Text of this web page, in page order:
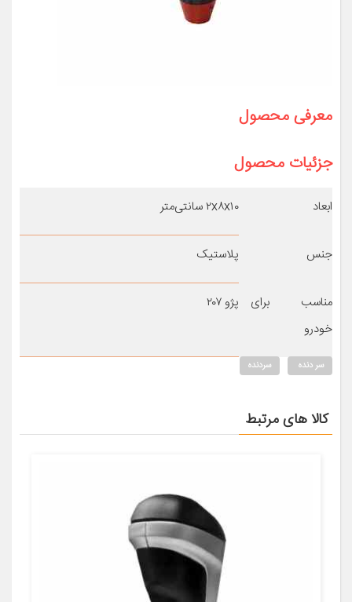
معرفی محصول
جزئیات محصول
ابعاد ۲x۸x۱۰ سانتی‌متر
جنس پلاستیک
مناسب برای
خودرو
پژو ۲۰۷
سر دنده سردنده
کالا های مرتبط